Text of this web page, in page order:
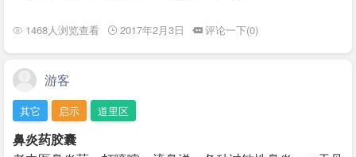
1468人浏览查看 2017年2月3日 评论一下(0)
游客
其它 启示 道里区
鼻炎药胶囊